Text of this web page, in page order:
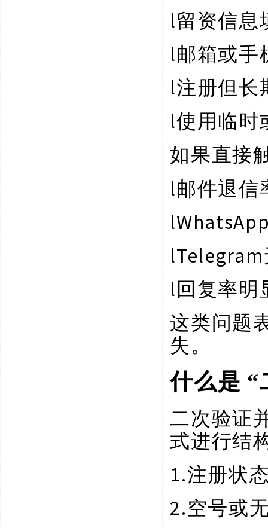
l留资信息
l邮箱或手
l注册但长
l使用临时
如果直接
l邮件退信
l
l
l回复率明
这类问题
失。
什么是 “
二次验证
式进行结
1.注册状
2.空号或